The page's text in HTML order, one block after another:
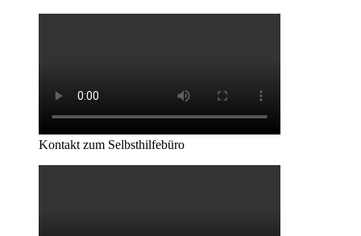
Kontakt zum Selbsthilfebüro